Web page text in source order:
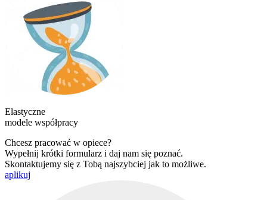
Elastyczne
modele współpracy
Chcesz pracować w opiece?
Wypełnij krótki formularz i daj nam się poznać.
Skontaktujemy się z Tobą najszybciej jak to możliwe.
aplikuj